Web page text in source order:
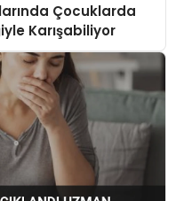
Çocuklarda
Karışabiliyor